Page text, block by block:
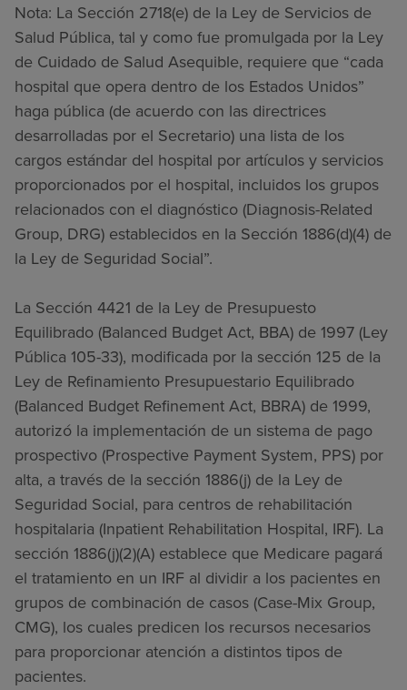
Nota: La Sección 2718(e) de la Ley de Servicios de
Salud Pública, tal y como fue promulgada por la Ley
de Cuidado de Salud Asequible, requiere que “cada
hospital que opera dentro de los Estados Unidos”
haga pública (de acuerdo con las directrices
desarrolladas por el Secretario) una lista de los
cargos estándar del hospital por artículos y servicios
proporcionados por el hospital, incluidos los grupos
relacionados con el diagnóstico (Diagnosis-Related
Group, DRG) establecidos en la Sección 1886(d)(4) de
la Ley de Seguridad Social”.
La Sección 4421 de la Ley de Presupuesto
Equilibrado (Balanced Budget Act, BBA) de 1997 (Ley
Pública 105-33), modificada por la sección 125 de la
Ley de Refinamiento Presupuestario Equilibrado
(Balanced Budget Refinement Act, BBRA) de 1999,
autorizó la implementación de un sistema de pago
prospectivo (Prospective Payment System, PPS) por
alta, a través de la sección 1886(j) de la Ley de
Seguridad Social, para centros de rehabilitación
hospitalaria (Inpatient Rehabilitation Hospital, IRF). La
sección 1886(j)(2)(A) establece que Medicare pagará
el tratamiento en un IRF al dividir a los pacientes en
grupos de combinación de casos (Case-Mix Group,
CMG), los cuales predicen los recursos necesarios
para proporcionar atención a distintos tipos de
pacientes.